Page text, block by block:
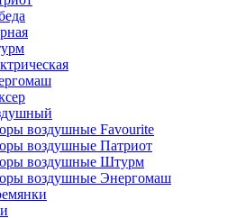
воздушные Favourite
воздушные Патриот
воздушные Штурм
воздушные Энергомаш